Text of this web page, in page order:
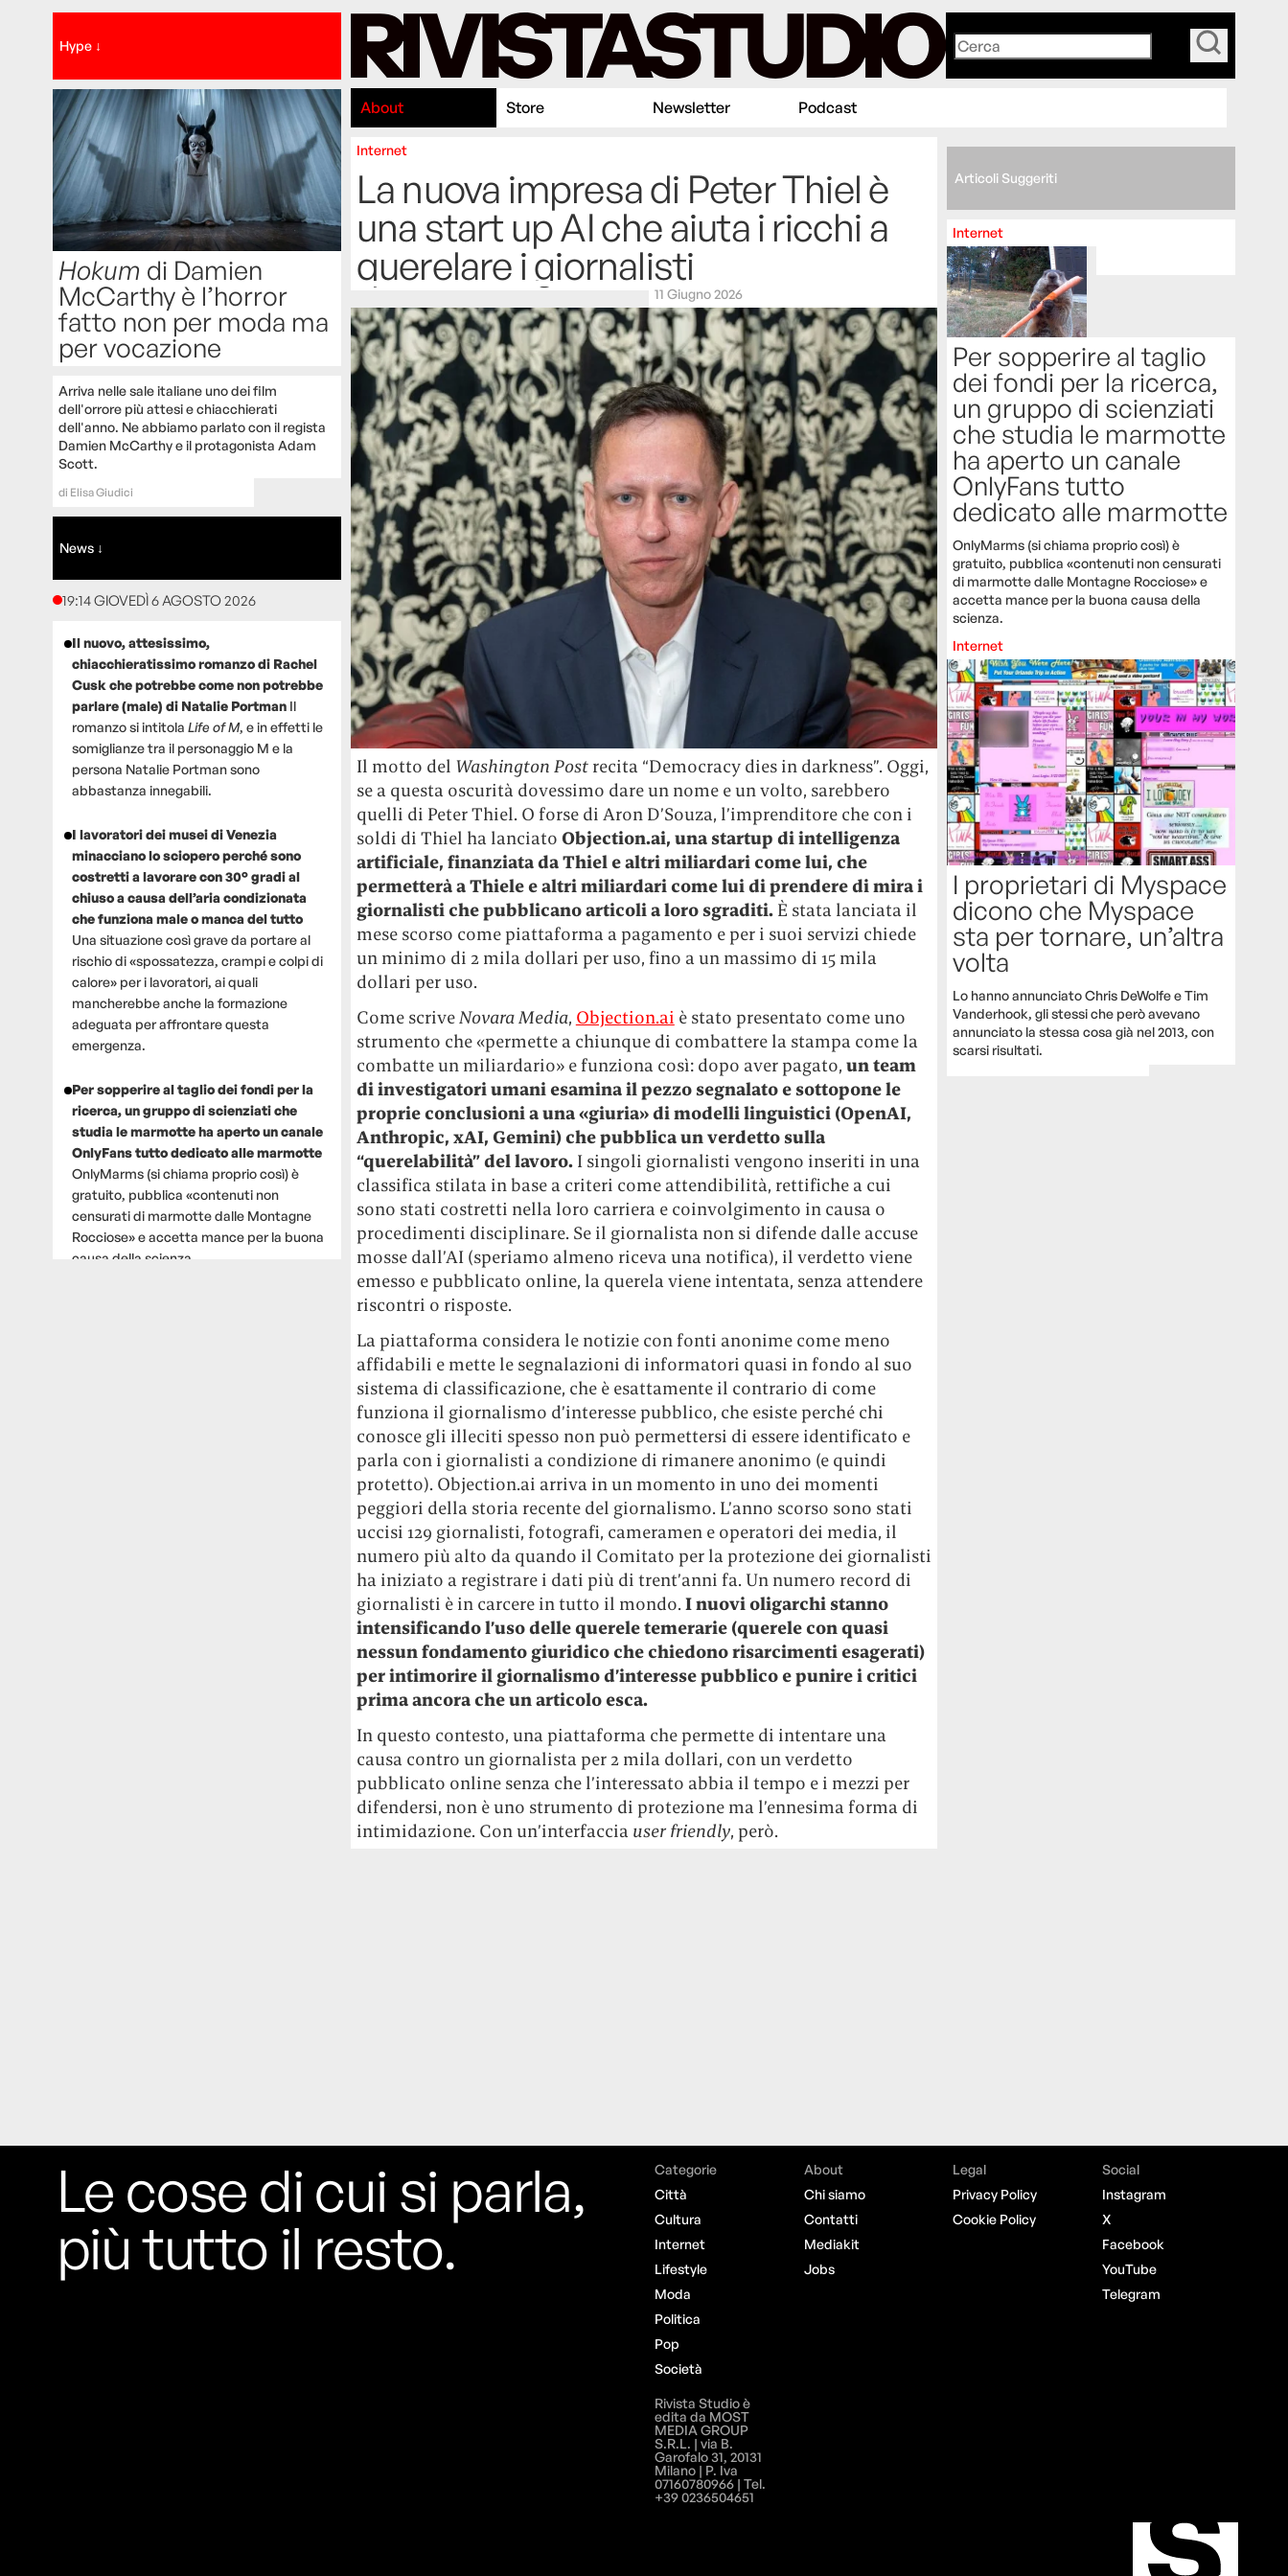
Hype ↓
Hokum di Damien
McCarthy è l’horror
fatto non per moda ma
per vocazione
Arriva nelle sale italiane uno dei film
dell'orrore più attesi e chiacchierati
dell'anno. Ne abbiamo parlato con il regista
Damien McCarthy e il protagonista Adam
Scott.
di Elisa Giudici
News ↓
19:14 GIOVEDÌ 6 AGOSTO 2026
Il nuovo, attesissimo,
chiacchieratissimo romanzo di Rachel
Cusk che potrebbe come non potrebbe
parlare (male) di Natalie Portman Il
romanzo si intitola Life of M, e in effetti le
somiglianze tra il personaggio M e la
persona Natalie Portman sono
abbastanza innegabili.
I lavoratori dei musei di Venezia
minacciano lo sciopero perché sono
costretti a lavorare con 30° gradi al
chiuso a causa dell’aria condizionata
che funziona male o manca del tutto
Una situazione così grave da portare al
rischio di «spossatezza, crampi e colpi di
calore» per i lavoratori, ai quali
mancherebbe anche la formazione
adeguata per affrontare questa
emergenza.
Per sopperire al taglio dei fondi per la
ricerca, un gruppo di scienziati che
studia le marmotte ha aperto un canale
OnlyFans tutto dedicato alle marmotte
OnlyMarms (si chiama proprio così) è
gratuito, pubblica «contenuti non
censurati di marmotte dalle Montagne
Rocciose» e accetta mance per la buona
causa della scienza.
About Store Newsletter Podcast
Internet
La nuova impresa di Peter Thiel è
una start up AI che aiuta i ricchi a
querelare i giornalisti
11 Giugno 2026
Il motto del Washington Postrecita “Democracy dies in darkness”. Oggi,
se a questa oscurità dovessimo dare un nome e un volto, sarebbero
quelli di Peter Thiel. O forse di Aron D’Souza, l’imprenditore che con i
soldi di Thiel ha lanciato Objection.ai, una startup di intelligenza
artificiale, finanziata da Thiel e altri miliardari come lui, che
permetterà a Thiele e altri miliardari come lui di prendere di mira i
giornalisti che pubblicano articoli a loro sgraditi.È stata lanciata il
mese scorso come piattaforma a pagamento e per i suoi servizi chiede
un minimo di 2 mila dollari per uso, fino a un massimo di 15 mila
dollari per uso.
Come scriveNovara Media, Objection.ai è stato presentato come uno
strumento che «permette a chiunque di combattere la stampa come la
combatte un miliardario» e funziona così: dopo aver pagato, un team
di investigatori umani esamina il pezzo segnalato e sottopone le
proprie conclusioni a una «giuria» di modelli linguistici (OpenAI,
Anthropic, xAI, Gemini) che pubblica un verdetto sulla
“querelabilità” del lavoro. I singoli giornalisti vengono inseriti in una
classifica stilata in base a criteri come attendibilità, rettifiche a cui
sono stati costretti nella loro carriera e coinvolgimento in causa o
procedimenti disciplinare. Se il giornalista non si difende dalle accuse
mosse dall’AI (speriamo almeno riceva una notifica), il verdetto viene
emesso e pubblicato online, la querela viene intentata, senza attendere
riscontri o risposte.
La piattaforma considera le notizie con fonti anonime come meno
affidabili e mette le segnalazioni di informatori quasi in fondo al suo
sistema di classificazione, che è esattamente il contrario di come
funziona il giornalismo d’interesse pubblico, che esiste perché chi
conosce gli illeciti spesso non può permettersi di essere identificato e
parla con i giornalisti a condizione di rimanere anonimo (e quindi
protetto). Objection.ai arriva in un momento in uno dei momenti
peggiori della storia recente del giornalismo. L’anno scorso sono stati
uccisi 129 giornalisti, fotografi, cameramen e operatori dei media, il
numero più alto da quando il Comitato per la protezione dei giornalisti
ha iniziato a registrare i dati più di trent’anni fa. Un numero record di
giornalisti è in carcere in tutto il mondo. I nuovi oligarchi stanno
intensificando l’uso delle querele temerarie (querele con quasi
nessun fondamento giuridico che chiedono risarcimenti esagerati)
per intimorire il giornalismo d’interesse pubblico e punire i critici
prima ancora che un articolo esca.
In questo contesto, una piattaforma che permette di intentare una
causa contro un giornalista per 2 mila dollari, con un verdetto
pubblicato online senza che l’interessato abbia il tempo e i mezzi per
difendersi, non è uno strumento di protezione ma l’ennesima forma di
intimidazione. Con un’interfaccia user friendly, però.
Articoli Suggeriti
Internet
Per sopperire al taglio
dei fondi per la ricerca,
un gruppo di scienziati
che studia le marmotte
ha aperto un canale
OnlyFans tutto
dedicato alle marmotte
OnlyMarms (si chiama proprio così) è
gratuito, pubblica «contenuti non censurati
di marmotte dalle Montagne Rocciose» e
accetta mance per la buona causa della
scienza.
Internet
I proprietari di Myspace
dicono che Myspace
sta per tornare, un’altra
volta
Lo hanno annunciato Chris DeWolfe e Tim
Vanderhook, gli stessi che però avevano
annunciato la stessa cosa già nel 2013, con
scarsi risultati.
Le cose di cui si parla,
più tutto il resto.
Categorie
Città
Cultura
Internet
Lifestyle
Moda
Politica
Pop
Società
About
Chi siamo
Contatti
Mediakit
Jobs
Legal
Privacy Policy
Cookie Policy
Social
Instagram
X
Facebook
YouTube
Telegram
Rivista Studio è
edita da MOST
MEDIA GROUP
S.R.L. | via B.
Garofalo 31, 20131
Milano | P. Iva
07160780966 | Tel.
+39 0236504651